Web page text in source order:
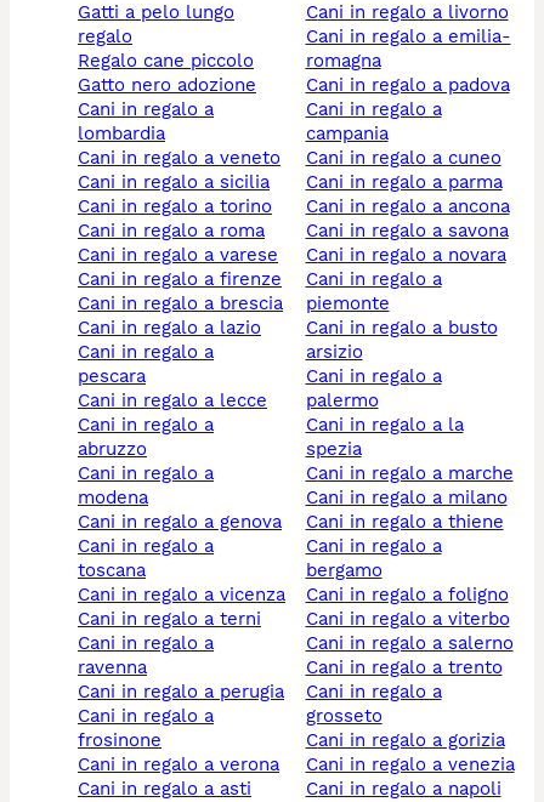
gatti a pelo lungo
regalo
regalo cane piccolo
gatto nero adozione
cani in regalo a
lombardia
cani in regalo a veneto
cani in regalo a sicilia
cani in regalo a torino
cani in regalo a roma
cani in regalo a varese
cani in regalo a firenze
cani in regalo a brescia
cani in regalo a lazio
cani in regalo a
pescara
cani in regalo a lecce
cani in regalo a
abruzzo
cani in regalo a
modena
cani in regalo a genova
cani in regalo a
toscana
cani in regalo a vicenza
cani in regalo a terni
cani in regalo a
ravenna
cani in regalo a perugia
cani in regalo a
frosinone
cani in regalo a verona
cani in regalo a asti
cani in regalo a livorno
cani in regalo a emilia-
romagna
cani in regalo a padova
cani in regalo a
campania
cani in regalo a cuneo
cani in regalo a parma
cani in regalo a ancona
cani in regalo a savona
cani in regalo a novara
cani in regalo a
piemonte
cani in regalo a busto
arsizio
cani in regalo a
palermo
cani in regalo a la
spezia
cani in regalo a marche
cani in regalo a milano
cani in regalo a thiene
cani in regalo a
bergamo
cani in regalo a foligno
cani in regalo a viterbo
cani in regalo a salerno
cani in regalo a trento
cani in regalo a
grosseto
cani in regalo a gorizia
cani in regalo a venezia
cani in regalo a napoli